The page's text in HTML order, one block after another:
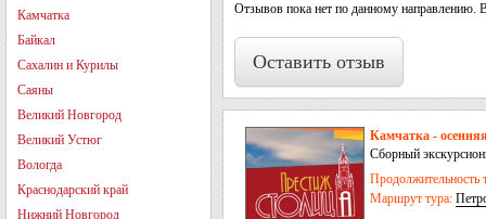
Камчатка
Байкал
Сахалин и Курилы
Саяны
Великий Новгород
Великий Устюг
Вологда
Краснодарский край
Нижний Новгород
Отзывов пока нет по данному направлению.
Оставить отзыв
Камчатка -
Сборный
Продолжительность
Маршрут тура: